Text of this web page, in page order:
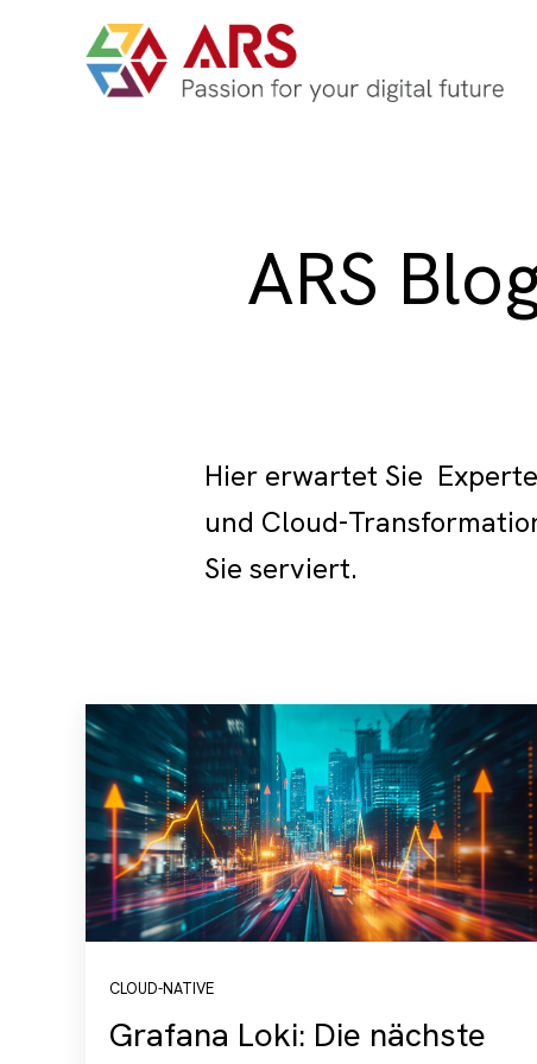
ARS
Hier erwartet Sie
und Cloud-
Sie serviert.
CLOUD-NATIVE
Grafana Loki: Die nächste